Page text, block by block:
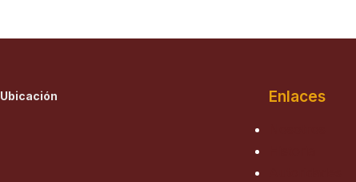
Ubicación Enlaces